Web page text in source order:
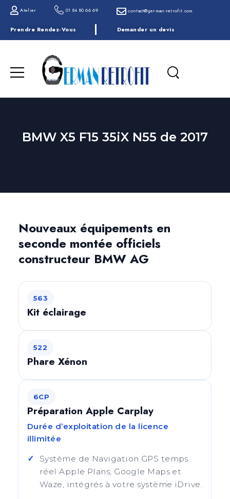
Atelier 01 84 80 66 69 contact@german-retrofit.com
Prendre Rendez-Vous Demander un devis
BMW X5 F15 35iX N55 de 2017
Nouveaux équipements en
seconde montée officiels
constructeur BMW AG
563
Kit éclairage
522
Phare Xénon
6CP
Préparation Apple Carplay
Durée d’exploitation de la licence
illimitée
Système de Navigation GPS temps
réel Apple Plans, Google Maps et
Waze, intégrés à votre système iDrive.